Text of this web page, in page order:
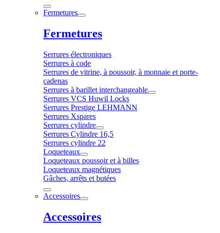
Fermetures
Fermetures
Serrures électroniques
Serrures à code
Serrures de vitrine, à poussoir, à monnaie et porte-
cadenas
Serrures à barillet interchangeable
Serrures VCS Huwil Locks
Serrures Prestige LEHMANN
Serrures Xspares
Serrures cylindre
Serrures Cylindre 16,5
Serrures cylindre 22
Loqueteaux
Loqueteaux poussoir et à billes
Loqueteaux magnétiques
Gâches, arrêts et butées
Accessoires
Accessoires